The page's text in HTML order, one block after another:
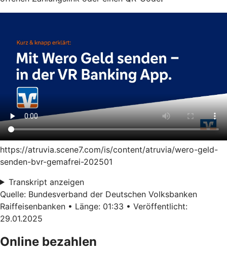
https://atruvia.scene7.com/is/content/atruvia/wero-geld-
senden-bvr-gemafrei-202501
Transkript anzeigen
Quelle: Bundesverband der Deutschen Volksbanken
Raiffeisenbanken • Länge: 01:33 • Veröffentlicht:
29.01.2025
Online bezahlen